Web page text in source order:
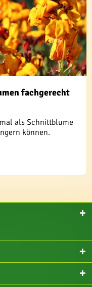
fachgerecht
als Schnittblume
können.